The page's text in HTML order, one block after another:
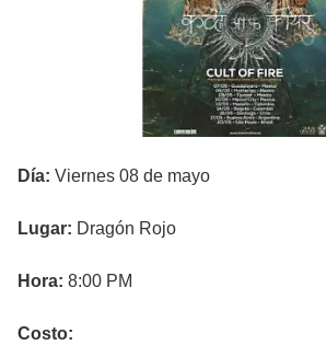
Día: Viernes 08 de mayo
Lugar: Dragón Rojo
Hora: 8:00 PM
Costo: